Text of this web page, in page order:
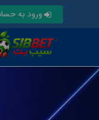
ورود به